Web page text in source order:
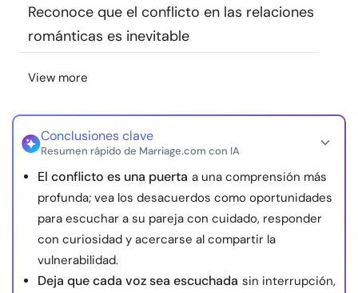
Idioma
nosotros
© Copyright 2026. Todos los derechos reservados.
Reconoce que el conflicto en las relaciones
románticas es inevitable
View more
Conclusiones clave
Resumen rápido de Marriage.com con IA
El conflicto es una puerta a una comprensión más
profunda; vea los desacuerdos como oportunidades
para escuchar a su pareja con cuidado, responder
con curiosidad y acercarse al compartir la
vulnerabilidad.
Deja que cada voz sea escuchada sin interrupción,